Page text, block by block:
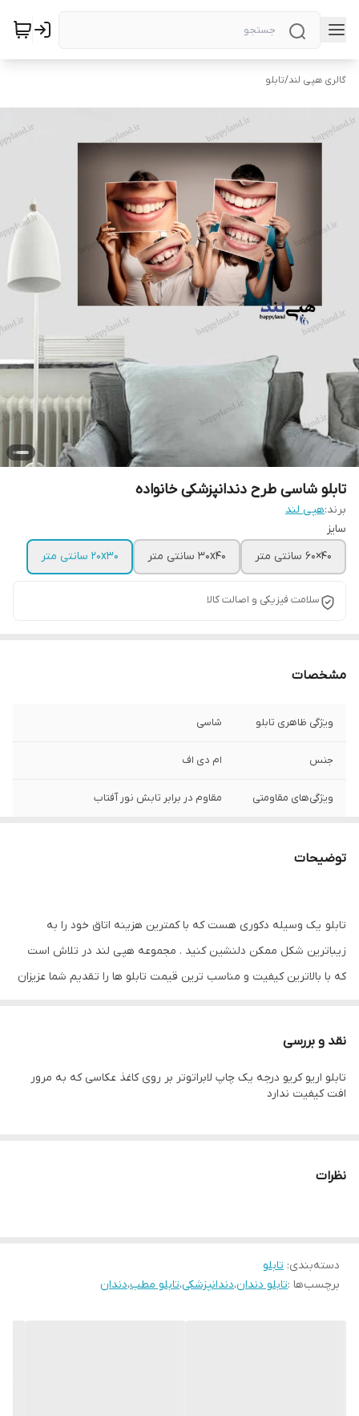
گالری هپی لند/تابلو
تابلو شاسی طرح دندانپزشکی خانواده
برند:هپی لند
سایز
40×60 سانتی متر
30x40 سانتی متر 20x30 سانتی متر
سلامت فیزیکی و اصالت کالا
مشخصات
ویژگی ظاهری تابلو شاسی
جنس ام دی اف
ویژگی‌های مقاومتی مقاوم در برابر تابش نور آفتاب
توضیحات
تابلو یک وسیله دکوری هست که با کمترین هزینه اتاق خود را به
زیباترین شکل ممکن دلنشین کنید . مجموعه هپی لند در تلاش است
که با بالاترین کیفیت و مناسب ترین قیمت تابلو ها را تقدیم شما عزیزان
دستگاه ها انجام میشود و در برابر نور خورشید مقاوم بوده و به مرور
زمان رنگ ان تغییر نمیکند
نقد و بررسی
تابلو اریو کریو درجه یک چاپ لابراتوتر بر روی کاغذ عکاسی که به مرور
افت کیفیت ندارد
نظرات
دسته‌بندی: تابلو
برچسب‌ها :تابلو دندان،دندانپزشکی،تابلو مطب،دندان